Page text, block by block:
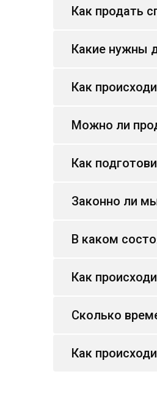
Как продать
Какие нужны
Как
Можно ли
Как
Законно ли
В каком
Как
Сколько
Как